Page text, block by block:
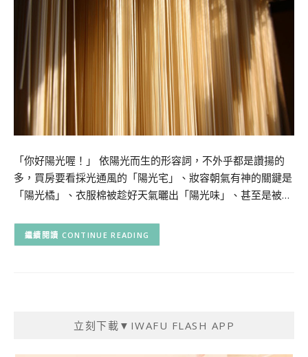
「你好陽光喔！」 依陽光而生的形容詞，不外乎都是讚揚的
多，買房要看採光通風的「陽光宅」、妝容朝氣有神的關鍵是
「陽光橘」、衣服棉被趁好天氣曬出「陽光味」、甚至是被…
CONTINUE READING
立刻下載▼IWAFU FLASH APP